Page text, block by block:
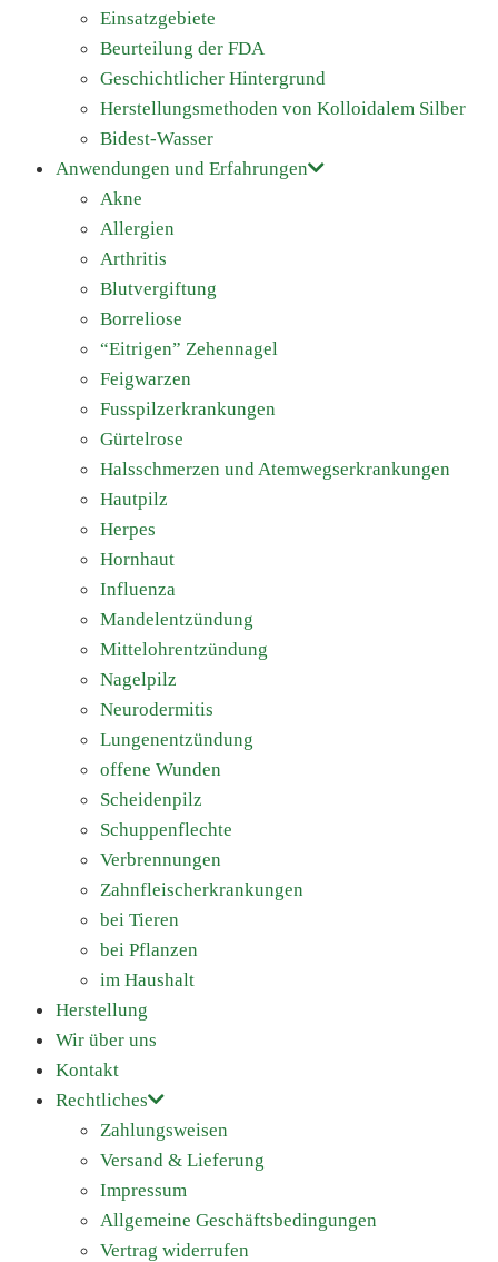
Einsatzgebiete
Beurteilung der FDA
Geschichtlicher Hintergrund
Herstellungsmethoden von Kolloidalem Silber
Bidest-Wasser
Anwendungen und Erfahrungen
Akne
Allergien
Arthritis
Blutvergiftung
Borreliose
“Eitrigen” Zehennagel
Feigwarzen
Fusspilzerkrankungen
Gürtelrose
Halsschmerzen und Atemwegserkrankungen
Hautpilz
Herpes
Hornhaut
Influenza
Mandelentzündung
Mittelohrentzündung
Nagelpilz
Neurodermitis
Lungenentzündung
offene Wunden
Scheidenpilz
Schuppenflechte
Verbrennungen
Zahnfleischerkrankungen
bei Tieren
bei Pflanzen
im Haushalt
Herstellung
Wir über uns
Kontakt
Rechtliches
Zahlungsweisen
Versand & Lieferung
Impressum
Allgemeine Geschäftsbedingungen
Vertrag widerrufen